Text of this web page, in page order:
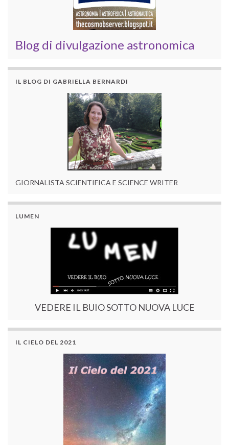
Blog di divulgazione astronomica
IL BLOG DI GABRIELLA BERNARDI
GIORNALISTA SCIENTIFICA E SCIENCE WRITER
LUMEN
VEDERE IL BUIO SOTTO NUOVA LUCE
IL CIELO DEL 2021